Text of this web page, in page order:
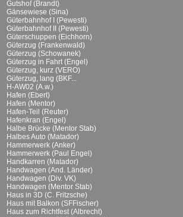
Gutshof (Brandt)
Gänsewiese (Sina)
Güterbahnhof I (Pewesti)
Güterbahnhof II (Pewesti)
Güterschuppen (Eichhorn)
Güterzug (Frankenwald)
Güterzug (Schowanek)
Güterzug in Fahrt (Engel)
Güterzug, kurz (VERO)
Güterzug, lang (BKF...
H-AW02 (A.w.)
Hafen (Ebert)
Hafen (Mentor)
Hafen-Teil (Reuter)
Hafenkran (Engel)
Halbe Brücke (Mentor Stab)
Halbes Auto (Matador)
Hammerwerk (Anker)
Hammerwerk (Paul Engel)
Handkarren (Matador)
Handwagen (And. Länder)
Handwagen (Div. VK)
Handwagen (Mentor Stab)
Haus in 3D (C. Fritzsche)
Haus mit Balkon (SFFischer)
Haus zum Richtfest (Albrecht)